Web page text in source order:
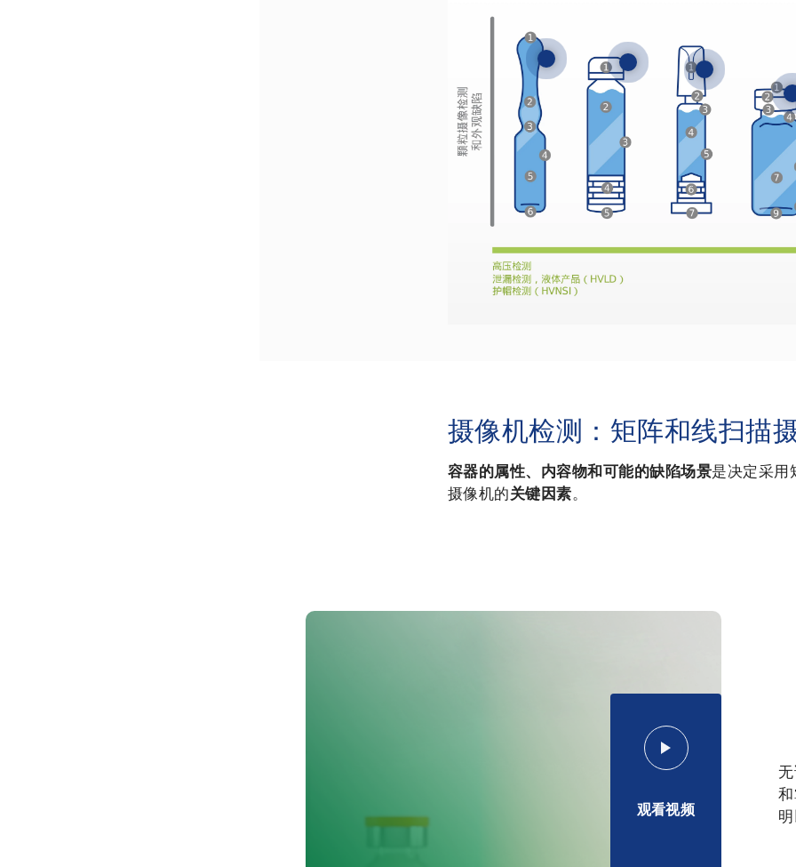
摄像机检测：矩阵和线扫描
容器的属性、内容物和可能的缺陷场景是决定采用
摄像机的关键因素。
观看视频